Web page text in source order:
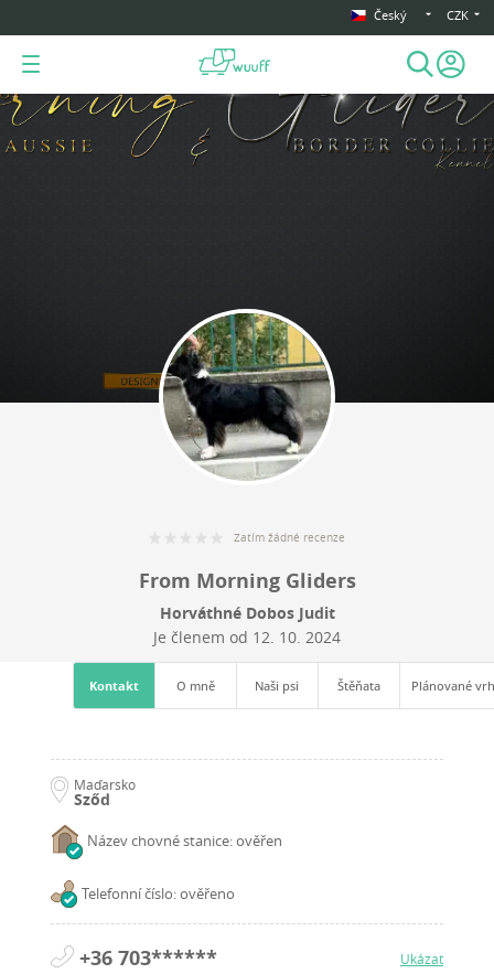
Český CZK
Zatím žádné recenze
From Morning Gliders
Horváthné Dobos Judit
Je členem od 12. 10. 2024
Kontakt O mně Naši psi Štěňata Plánované
Maďarsko
Sződ
Název chovné stanice: ověřen
Telefonní číslo: ověřeno
+36 703****** Ukázat